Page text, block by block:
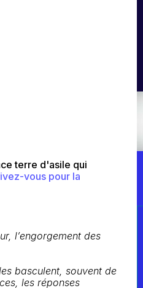
terre d'asile qui
vous pour la
, l’engorgement des
basculent, souvent de
les réponses